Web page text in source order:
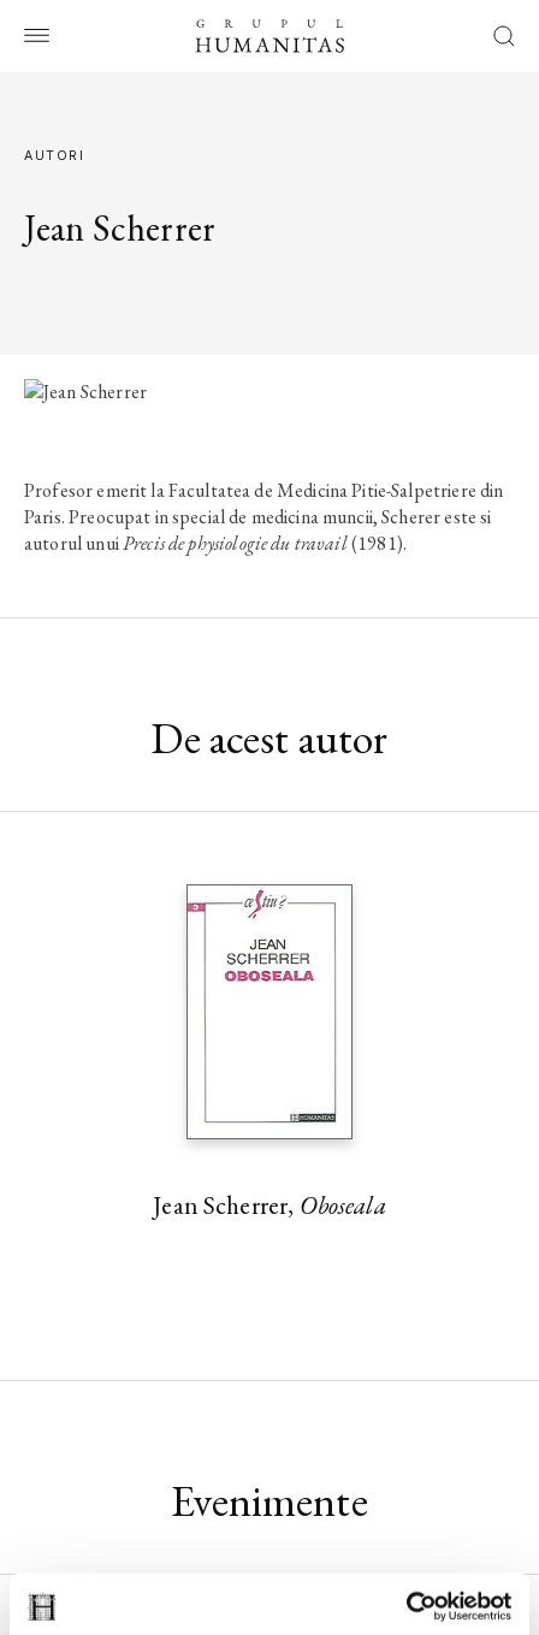
AUTORI
Jean Scherrer
Profesor emerit la Facultatea de Medicina Pitie-Salpetriere din
Paris. Preocupat in special de medicina muncii, Scherer este si
autorul unuiPrecis de physiologie du travail(1981).
De acest autor
Jean Scherrer, Oboseala
Evenimente